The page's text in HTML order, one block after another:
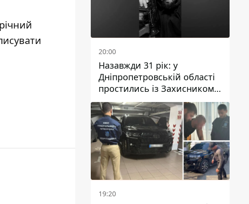
20:00
Назавжди 31 рік: у
Дніпропетровській області
простились із Захисником
Олександром Рєпіним
19:20